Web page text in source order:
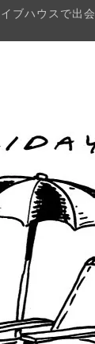
イブハウスで出